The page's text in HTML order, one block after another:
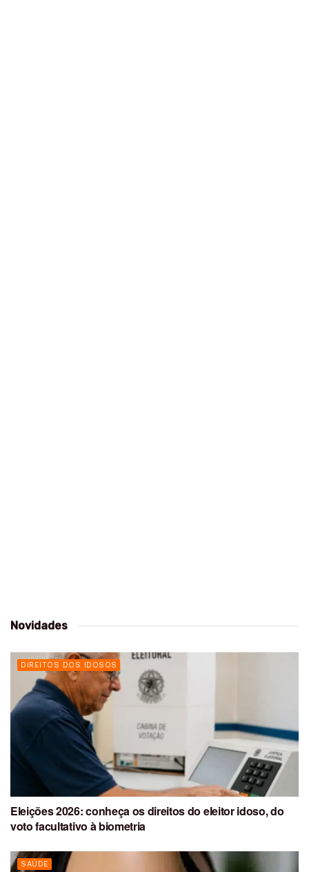
Novidades
DIREITOS DOS IDOSOS
Eleições 2026: conheça os direitos do eleitor idoso, do
voto facultativo à biometria
SAÚDE